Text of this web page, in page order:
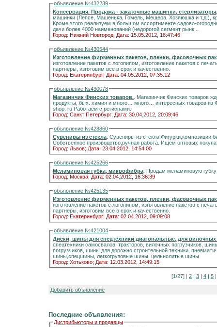
объявление №432239
Консервация. Продажа - закаточные машинки,
машинки (Лепсе, Машенька, Гомель, Мещера, Хозяюшка и т.д.),
Кроме этого реализуем в большом ассортименте садово-
дачи более 4000 наименований (недорогой сегмент рынк...
Город: Нижний Новгород; Дата: 15.05.2012, 18:47:46
объявление №430544
Изготовление фирменных пакетов, пленки, фасовочных
изготовление пакетов с логопипом, изготовление пакетов с
партнеры, изготовим все в срок и качественно.
Город: Екатеринбург; Дата: 04.05.2012, 07:35:12
объявление №430078
Магазинчик Финских товаров. . Магазинчик Финских товаров
продукты, бых. химия и много… много… интересных товаров из
shop. ru Работаем с регионами.
Город: Санкт Петербург; Дата: 30.04.2012, 20:09:46
объявление №428860
Сувениры из стекла . Сувениры из
Собственное производство,ручная работа. Ищем оптовых
Город: Львов; Дата: 23.04.2012, 14:54:00
объявление №425266
Меламиновая губка, микрофибра . Продам меламиновую
Город: Москва; Дата: 02.04.2012, 16:36:39
объявление №425135
Изготовление фирменных пакетов, пленки, фасовочных
изготовление пакетов с логопипом, изготовление пакетов с
партнеры, изготовим все в срок и качественно.
Город: Екатеринбург; Дата: 02.04.2012, 09:09:08
объявление №421004
Диски, шины для спецтехники диагональные, для вилочных
спецтехники самосвалов, тракторов, вилочных погрузчиков,
погрузчиков, шины для дорожно строительной техники, пневматические, для кранов, шины для Белаза, бандажные
шины,спецшины, легкогрузовые шины, цельнолитые шины
Город: Хотьково; Дата: 12.03.2012, 14:49:15
[1/27] | 2 | 3 | 4 | 5
Добавить объявление
Последние объявления:
Дистрибьюторы и продавцы